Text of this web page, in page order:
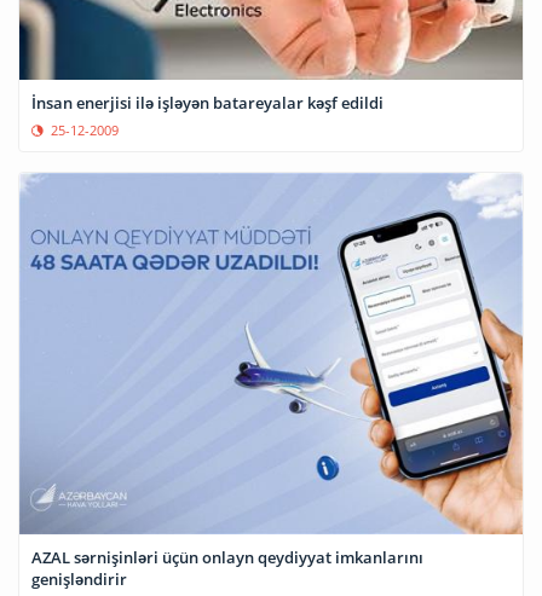
İnsan enerjisi ilə işləyən batareyalar kəşf edildi
25-12-2009
AZAL sərnişinləri üçün onlayn qeydiyyat imkanlarını
genişləndirir